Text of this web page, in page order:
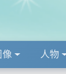
像 人物